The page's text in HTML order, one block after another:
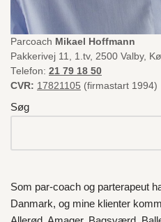
Parcoach Mikael Hoffmann
Pakkerivej 11, 1.tv, 2500 Valby,
Telefon: 21 79 18 50
CVR: 17821105 (firmastart 1994)
Søg
Som par-coach og parterapeut
Danmark, og mine klienter